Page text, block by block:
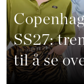
SS27:
til å se